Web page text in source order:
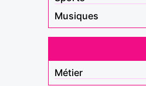
Musiques
Métier